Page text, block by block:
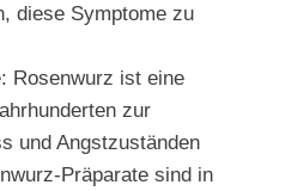
diese Symptome zu
Rosenwurz ist eine
zur
und Angstzuständen
Präparate sind in